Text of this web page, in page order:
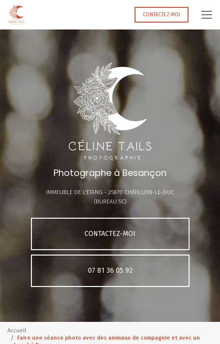
Aller
contenu
CONTACTEZ-MOI
Photographe à Besançon
IMMEUBLE DE L'ETANG - 25870 CHÂTILLON-LE-DUC
(BUREAU 5C)
CONTACTEZ-MOI
07 81 36 05 92
Accueil
Faire une séance photo avec des animaux de compagnie et avec un